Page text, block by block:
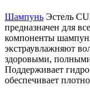
Шампунь Эстель
предназначен для
компоненты
экстраувлажняют
здоровыми,
Поддерживает
обеспечивает